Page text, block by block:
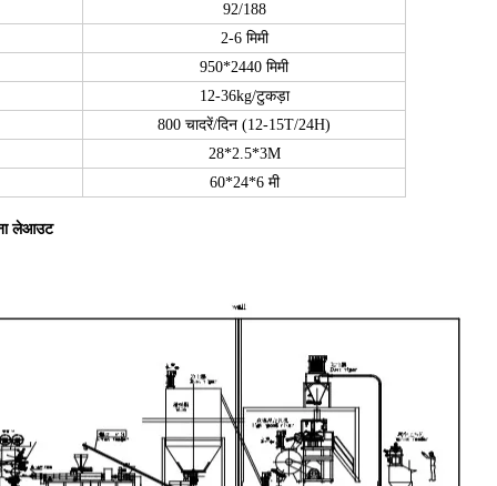
92/188
2-6 मिमी
950*2440 मिमी
12-36kg/टुकड़ा
800 चादरें/दिन (12-15T/24H)
28*2.5*3M
60*24*6 मी
लेआउट